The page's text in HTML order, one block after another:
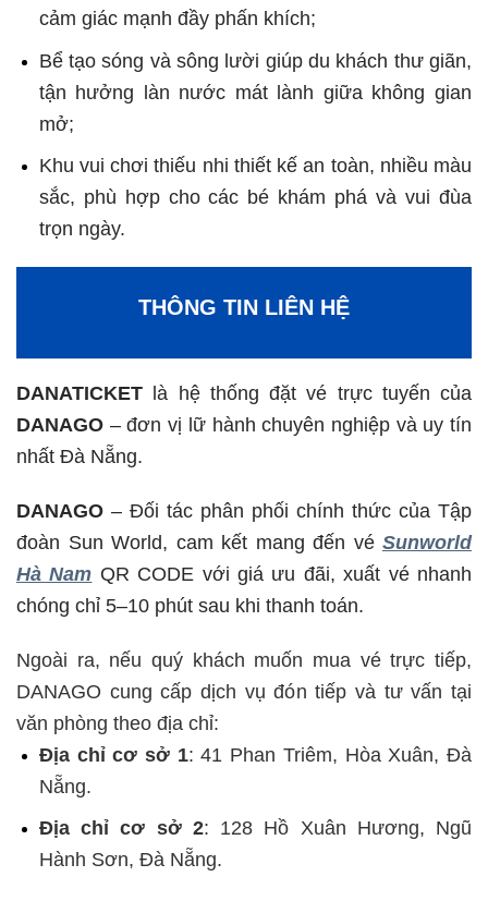
cảm giác mạnh đầy phấn khích;
Bể tạo sóng và sông lười giúp du khách thư giãn,
tận hưởng làn nước mát lành giữa không gian
mở;
Khu vui chơi thiếu nhi thiết kế an toàn, nhiều màu
sắc, phù hợp cho các bé khám phá và vui đùa
trọn ngày.
THÔNG TIN LIÊN HỆ
DANATICKET là hệ thống đặt vé trực tuyến của
DANAGO – đơn vị lữ hành chuyên nghiệp và uy tín
nhất Đà Nẵng.
DANAGO – Đối tác phân phối chính thức của Tập
đoàn Sun World, cam kết mang đến vé Sunworld
Hà Nam QR CODE với giá ưu đãi, xuất vé nhanh
chóng chỉ 5–10 phút sau khi thanh toán.
Ngoài ra, nếu quý khách muốn mua vé trực tiếp,
DANAGO cung cấp dịch vụ đón tiếp và tư vấn tại
văn phòng theo địa chỉ:
Địa chỉ cơ sở 1: 41 Phan Triêm, Hòa Xuân, Đà
Nẵng.
Địa chỉ cơ sở 2: 128 Hồ Xuân Hương, Ngũ
Hành Sơn, Đà Nẵng.